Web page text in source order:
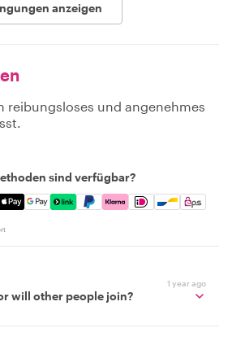
anzeigen
reibungsloses und angenehmes
sind verfügbar?
Discover, Apple Pay, Google
1 year ago
will other people join?